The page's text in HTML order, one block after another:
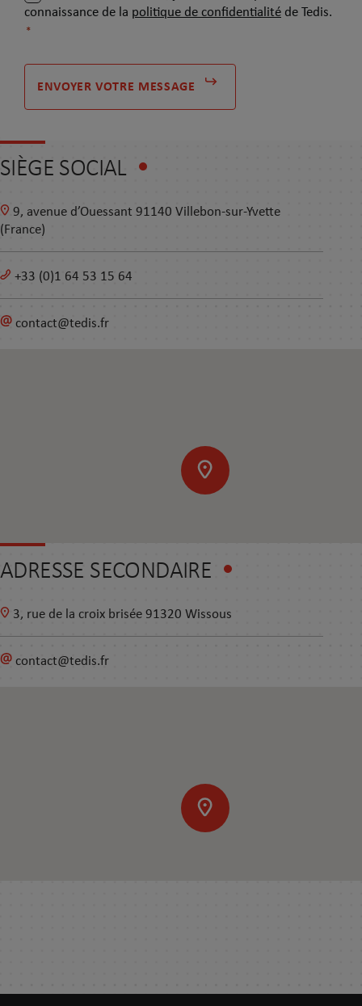
SIÈGE SOCIAL
9, avenue d’Ouessant 91140 Villebon-sur-Yvette
(France)
+33 (0)1 64 53 15 64
contact@tedis.fr
ADRESSE SECONDAIRE
3, rue de la croix brisée 91320 Wissous
contact@tedis.fr
*
connaissance de la politique de confidentialité de Tedis.
*